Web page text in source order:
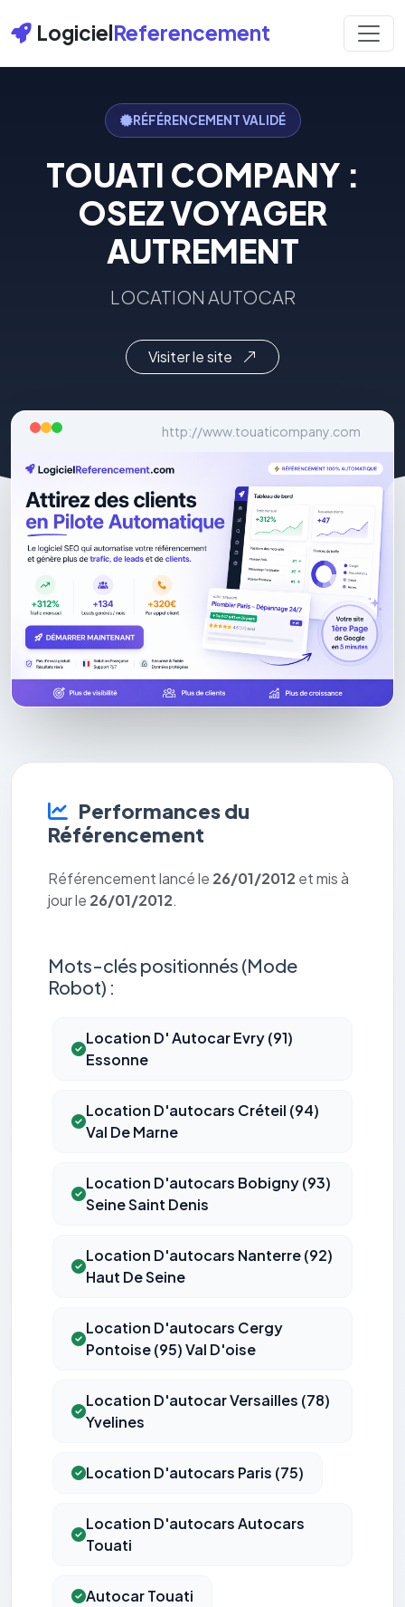
LogicielReferencement
RÉFÉRENCEMENT VALIDÉ
TOUATI COMPANY :
OSEZ VOYAGER
AUTREMENT
LOCATION AUTOCAR
Visiter le site
http://www.touaticompany.com
Performances du
Référencement
Référencement lancé le 26/01/2012 et mis à
jour le 26/01/2012.
Mots-clés positionnés (Mode
Robot) :
Location D' Autocar Evry (91)
Essonne
Location D'autocars Créteil (94)
Val De Marne
Location D'autocars Bobigny (93)
Seine Saint Denis
Location D'autocars Nanterre (92)
Haut De Seine
Location D'autocars Cergy
Pontoise (95) Val D'oise
Location D'autocar Versailles (78)
Yvelines
Location D'autocars Paris (75)
Location D'autocars Autocars
Touati
Autocar Touati